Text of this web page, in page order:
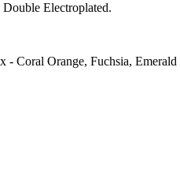
Electroplated.
Coral Orange, Fuchsia, Emerald